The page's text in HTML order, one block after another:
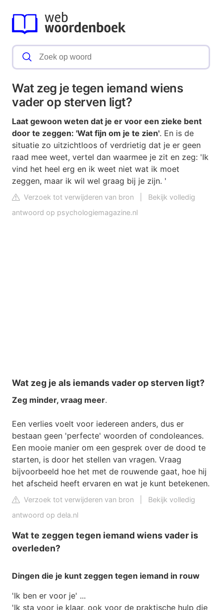
Wat zeg je tegen iemand wiens
vader op sterven ligt?
Laat gewoon weten dat je er voor een zieke bent
door te zeggen: 'Wat fijn om je te zien'. En is de
situatie zo uitzichtloos of verdrietig dat je er geen
raad mee weet, vertel dan waarmee je zit en zeg: 'Ik
vind het heel erg en ik weet niet wat ik moet
zeggen, maar ik wil wel graag bij je zijn. '
Verzoek tot verwijderen van bron
Bekijk volledig
antwoord op psychologiemagazine.nl
Wat zeg je als iemands vader op sterven ligt?
Zeg minder, vraag meer.
Een verlies voelt voor iedereen anders, dus er
bestaan geen 'perfecte' woorden of condoleances.
Een mooie manier om een gesprek over de dood te
starten, is door het stellen van vragen. Vraag
bijvoorbeeld hoe het met de rouwende gaat, hoe hij
het afscheid heeft ervaren en wat je kunt betekenen.
Verzoek tot verwijderen van bron
Bekijk volledig
antwoord op dela.nl
Wat te zeggen tegen iemand wiens vader is
overleden?
Dingen die je kunt zeggen tegen iemand in rouw
'Ik ben er voor je' ...
'Ik sta voor je klaar, ook voor de praktische hulp die